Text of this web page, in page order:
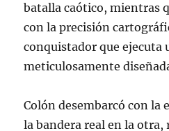
batalla caótico, mientras
con la precisión
conquistador que ejecuta
meticulosamente
Colón desembarcó con la
la bandera real en la otra,